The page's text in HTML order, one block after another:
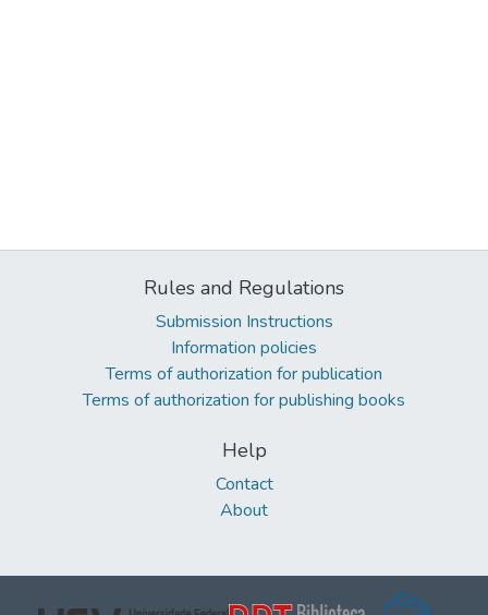
Rules and Regulations
Submission Instructions
Information policies
Terms of authorization for publication
Terms of authorization for publishing books
Help
Contact
About